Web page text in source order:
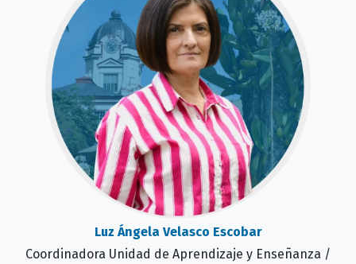
Luz Ángela Velasco Escobar
Coordinadora Unidad de Aprendizaje y Enseñanza /